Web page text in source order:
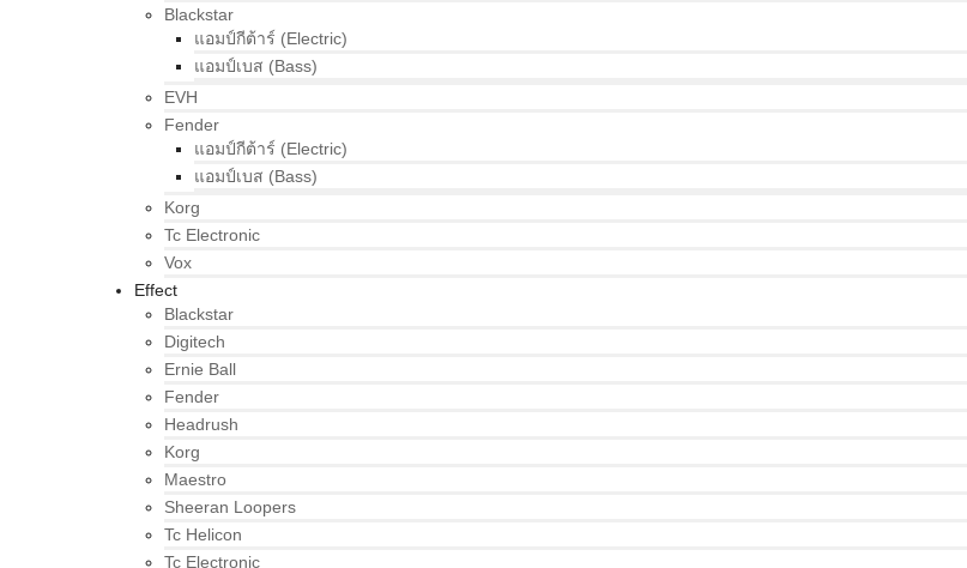
Blackstar
แอมป์กีต้าร์ (Electric)
แอมป์เบส (Bass)
EVH
Fender
แอมป์กีต้าร์ (Electric)
แอมป์เบส (Bass)
Korg
Tc Electronic
Vox
Effect
Blackstar
Digitech
Ernie Ball
Fender
Headrush
Korg
Maestro
Sheeran Loopers
Tc Helicon
Tc Electronic